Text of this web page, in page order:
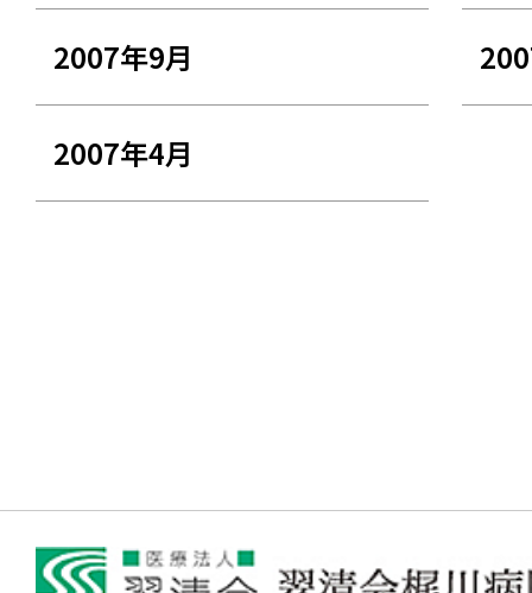
2007年9月
2007年4月